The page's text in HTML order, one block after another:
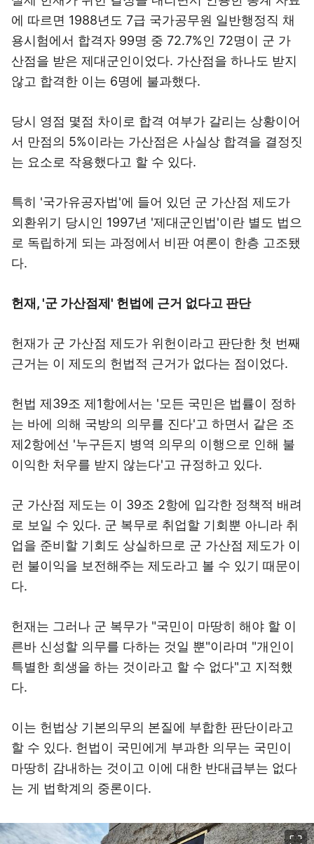
에 따르면 1988년도 7급 국가공무원 일반행정직 채
용시험에서 합격자 99명 중 72.7%인 72명이 군 가
산점을 받은 제대군인이었다. 가산점을 하나도 받지
않고 합격한 이는 6명에 불과했다.
당시 영점 몇점 차이로 합격 여부가 갈리는 상황이어
서 만점의 5%이라는 가산점은 사실상 합격을 결정짓
는 요소로 작용했다고 할 수 있다.
특히 '국가유공자법'에 들어 있던 군 가산점 제도가
외환위기 당시인 1997년 '제대군인법'이란 별도 법으
로 독립하게 되는 과정에서 비판 여론이 한층 고조됐
다.
헌재, '군 가산점제' 헌법에 근거 없다고 판단
헌재가 군 가산점 제도가 위헌이라고 판단한 첫 번째
근거는 이 제도의 헌법적 근거가 없다는 점이었다.
헌법 제39조 제1항에서는 '모든 국민은 법률이 정하
는 바에 의해 국방의 의무를 진다'고 하면서 같은 조
제2항에선 '누구든지 병역 의무의 이행으로 인해 불
이익한 처우를 받지 않는다'고 규정하고 있다.
군 가산점 제도는 이 39조 2항에 입각한 정책적 배려
로 보일 수 있다. 군 복무로 취업할 기회뿐 아니라 취
업을 준비할 기회도 상실하므로 군 가산점 제도가 이
런 불이익을 보전해주는 제도라고 볼 수 있기 때문이
다.
헌재는 그러나 군 복무가 "국민이 마땅히 해야 할 이
른바 신성할 의무를 다하는 것일 뿐"이라며 "개인이
특별한 희생을 하는 것이라고 할 수 없다"고 지적했
다.
이는 헌법상 기본의무의 본질에 부합한 판단이라고
할 수 있다. 헌법이 국민에게 부과한 의무는 국민이
마땅히 감내하는 것이고 이에 대한 반대급부는 없다
는 게 법학계의 중론이다.